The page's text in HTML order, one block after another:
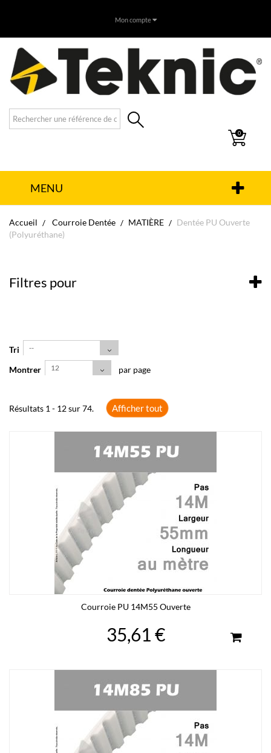
Mon compte
0
MENU
Accueil Courroie Dentée MATIÈRE
Dentée PU Ouverte
(Polyuréthane)
Filtres pour
Tri --
Montrer 12 par page
Résultats 1 - 12 sur 74. Afficher tout
Courroie PU 14M55 Ouverte
35,61 €